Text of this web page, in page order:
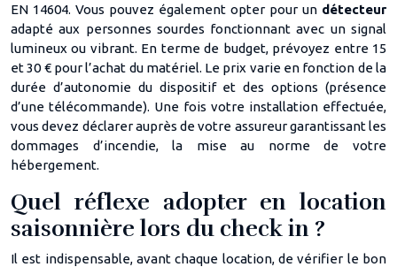
EN 14604. Vous pouvez également opter pour un détecteur
adapté aux personnes sourdes fonctionnant avec un signal
lumineux ou vibrant. En terme de budget, prévoyez entre 15
et 30 € pour l’achat du matériel. Le prix varie en fonction de la
durée d’autonomie du dispositif et des options (présence
d’une télécommande). Une fois votre installation effectuée,
vous devez déclarer auprès de votre assureur garantissant les
dommages d’incendie, la mise au norme de votre
hébergement.
Quel réflexe adopter en location
saisonnière lors du check in ?
Il est indispensable, avant chaque location, de vérifier le bon